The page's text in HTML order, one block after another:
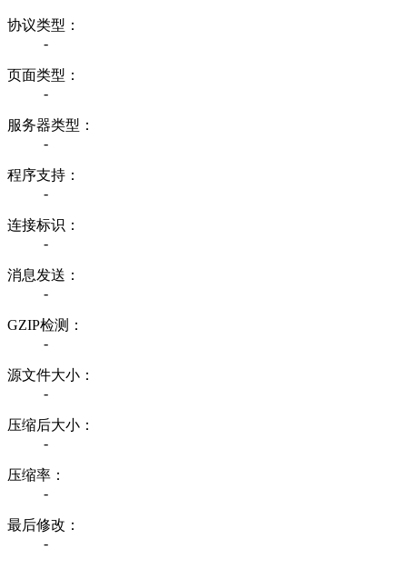
协议类型：
-
页面类型：
-
服务器类型：
-
程序支持：
-
连接标识：
-
消息发送：
-
GZIP检测：
-
源文件大小：
-
压缩后大小：
-
压缩率：
-
最后修改：
-